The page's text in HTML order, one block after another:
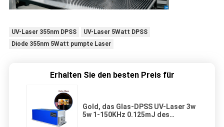
UV-Laser 355nm DPSS
UV-Laser 5Watt DPSS
Diode 355nm 5Watt pumpte Laser
Erhalten Sie den besten Preis für
Gold, das Glas-DPSS UV-Laser 3w
5w 1-150KHz 0.125mJ des